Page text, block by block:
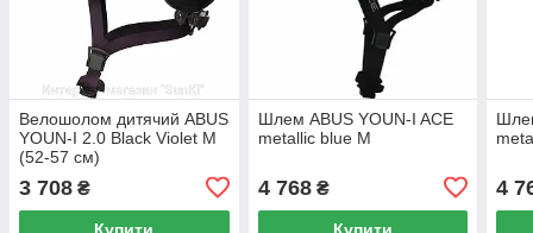
Велошолом дитячий ABUS
YOUN-I 2.0 Black Violet M
(52-57 см)
3 708 ₴
Шлем ABUS YOUN-I ACE
metallic blue M
4 768₴ 4